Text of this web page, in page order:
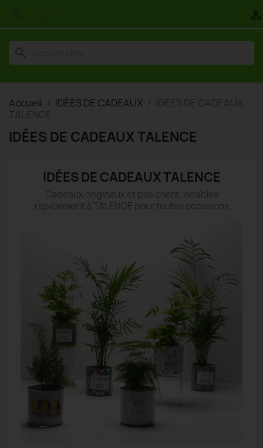

search
Accueil IDÉES DE CADEAUX
IDÉES DE CADEAUX
TALENCE
IDÉES DE CADEAUX TALENCE
IDÉES DE CADEAUX TALENCE
Cadeaux originaux et pas chers, livrables
rapidement à TALENCE pour toutes occasions